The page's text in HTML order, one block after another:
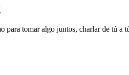
tomar algo juntos, charlar de tú